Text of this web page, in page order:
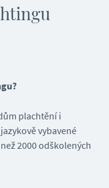
plachtění i
vybavené
2000 odškolených